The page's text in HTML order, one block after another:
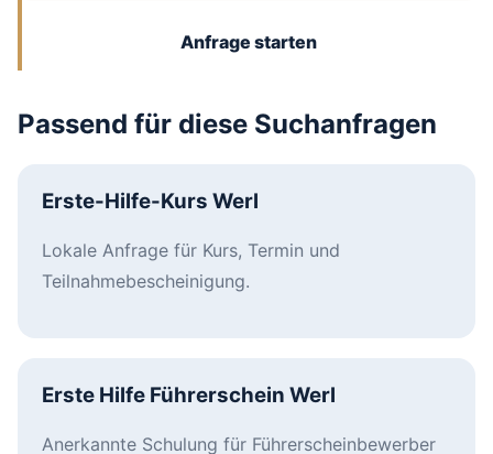
Anfrage starten
Passend für diese Suchanfragen
Erste-Hilfe-Kurs Werl
Lokale Anfrage für Kurs, Termin und
Teilnahmebescheinigung.
Erste Hilfe Führerschein Werl
Anerkannte Schulung für Führerscheinbewerber